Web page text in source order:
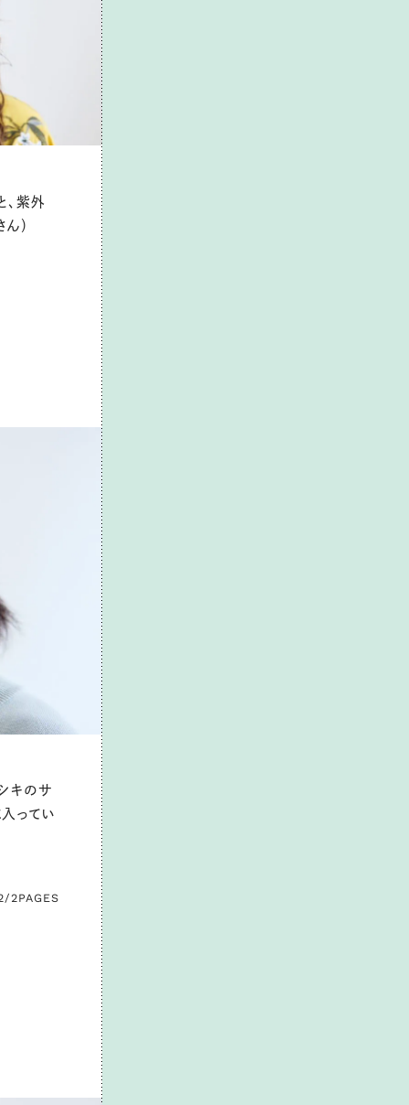
、紫外
）
キのサ
ってい
2PAGES